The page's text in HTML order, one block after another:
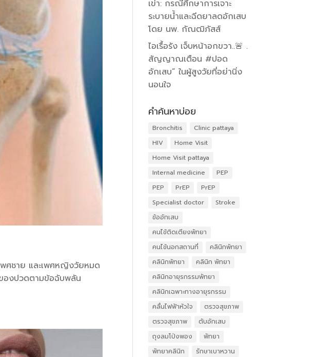
พศชาย และเพศหญิงวัยหมด
องปวดตามข้อฉับพลัน
เข่า: กรณีศึกษาการเจาะ
ระบายน้ำและฉีดยาลดอักเสบ
โดย นพ. กัณฒิภัสส์
ไอเรื้อรัง เจ็บหน้าอกขวา..🚨 .
สัญญาณเตือน #ปอด
อักเสบ” ในผู้สูงวัยที่อย่านิ่ง
นอนใจ
คำค้นหาบ่อย
Bronchitis
Clinic pattaya
HIV
Home Visit
Home Visit pattaya
Internal medicine
PEP
PEP
PrEP
PrEP
Specialist doctor
Stroke
ข้ออักเสบ
คนไข้ติดเตียงพัทยา
คนไข้นอกสถานที่
คลินิกพัทยา
คลินิกพัทยา
คลินิก พัทยา
คลินิกอายุรกรรมพัทยา
คลินิกเฉพาะทางอายุรกรรม
คลื่นไฟฟ้าหัวใจ
ตรวจสุขภาพ
ตรวจสุขภาพ
ตับอักเสบ
ถุงลมโป่งพอง
พัทยา
พัทยาคลินิก
รักษาเบาหวาน